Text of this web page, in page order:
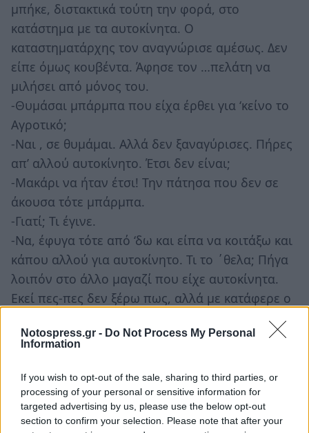
Notospress.gr - Do Not Process My Personal
Information
If you wish to opt-out of the sale, sharing to third parties, or
processing of your personal or sensitive information for
targeted advertising by us, please use the below opt-out
section to confirm your selection. Please note that after your
μπήκε, διστακτικά τούτη την φορά, στο
κατάστημα με τα αυτοκίνητα. Ο
καταστηματάρχης τον αναγνώρισε αμέσως. Δεν
είπε όμως κουβέντα. Άφησε τον …πελάτη να
μιλήσει από μόνος του.
-Θυμάσαι μπάρμπα που είχα έρθει για ‘κείνο το
Αγροτικό;
-Ναι , σε θυμάμαι. Αλλά δεν ξαναγύρισες. Πήρες
απ’ αλλού αυτοκίνητο. Έτσι δεν είναι;
-Μακάρι να ήταν έτσι! Την πάτησα που δεν σε
άκουσα τότε μπάρμπα.
-Γιατί; Τι έγινε.
-Να, έφυγα τότε από ‘δω και είπα να κοιτάξω και
κάπου αλλού για αυτοκίνητο. Τι το ΄θελα; Πήγα
λοιπόν στο άλλο μαγαζί που είχε αυτοκίνητα.
Εκεί πες-πες δεν ξέρω πως, αλλά με κατάφερε ο
καταστηματάρχης και του ‘δωσα όλα τα λεφτά
που τα είχα στο ταγάρι. Όσο έκανε όλο το αμάξι
απόδειξη, ούτε τίποτα. Εσύ μου ‘λεγες καλά,
αλλά εγώ πού να ακούσω! Μου είπε που λες,
πως τ’ αμάξι μου θα είναι εδώ σε έναν μήνα.